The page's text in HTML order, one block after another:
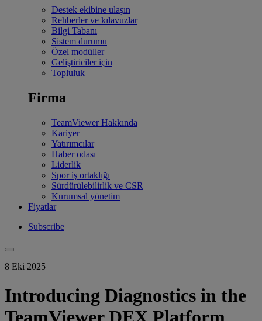
Destek ekibine ulaşın
Rehberler ve kılavuzlar
Bilgi Tabanı
Sistem durumu
Özel modüller
Geliştiriciler için
Topluluk
Firma
TeamViewer Hakkında
Kariyer
Yatırımcılar
Haber odası
Liderlik
Spor iş ortaklığı
Sürdürülebilirlik ve CSR
Kurumsal yönetim
Fiyatlar
Subscribe
8 Eki 2025
Introducing Diagnostics in the
TeamViewer DEX Platform